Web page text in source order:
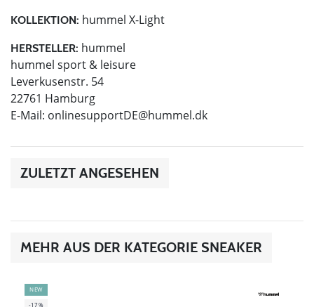
KOLLEKTION: hummel X-Light
HERSTELLER: hummel
hummel sport & leisure
Leverkusenstr. 54
22761 Hamburg
E-Mail: onlinesupportDE@hummel.dk
ZULETZT ANGESEHEN
MEHR AUS DER KATEGORIE SNEAKER
NEW
-17%